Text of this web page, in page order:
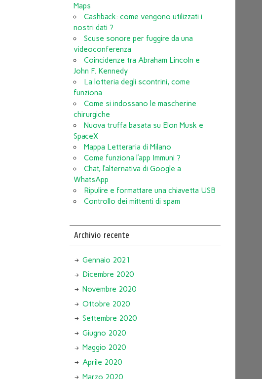
Maps
Cashback: come vengono utilizzati i
nostri dati ?
Scuse sonore per fuggire da una
videoconferenza
Coincidenze tra Abraham Lincoln e
John F. Kennedy
La lotteria degli scontrini, come
funziona
Come si indossano le mascherine
chirurgiche
Nuova truffa basata su Elon Musk e
SpaceX
Mappa Letteraria di Milano
Come funziona l’app Immuni ?
Chat, l’alternativa di Google a
WhatsApp
Ripulire e formattare una chiavetta USB
Controllo dei mittenti di spam
Archivio recente
Gennaio 2021
Dicembre 2020
Novembre 2020
Ottobre 2020
Settembre 2020
Giugno 2020
Maggio 2020
Aprile 2020
Marzo 2020